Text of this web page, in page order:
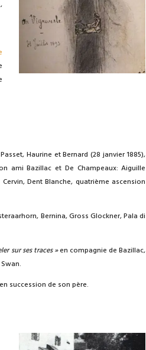
Haurine et Bernard (28 janvier 1885),
ami Bazillac et De Champeaux: Aiguille
Dent Blanche, quatrième ascension
Bernina, Gross Glockner, Pala di
sur ses traces »en compagnie de Bazillac,
succession de son père.